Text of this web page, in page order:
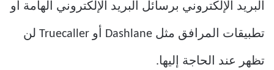
البريد الإلكتروني برسائل البريد الإلكتروني الهامة أو
تطبيقات المرافق مثل Dashlane أو Truecaller لن
تظهر عند الحاجة إليها.